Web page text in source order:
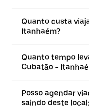
Quanto custa
Itanhaém?
Quanto tempo
Cubatão -
Posso agendar
saindo deste